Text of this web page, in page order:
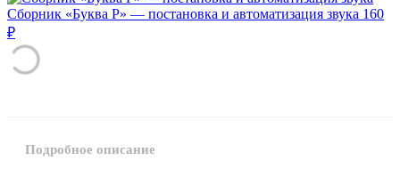
Сборник «Буква Р» — постановка и автоматизация звука 160
₽
Подробное описание